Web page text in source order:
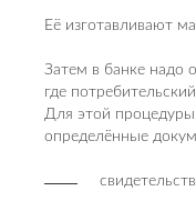
Её изготавливают
Затем в банке надо
где
Для этой
определённые